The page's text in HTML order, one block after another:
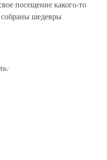
посещение какого-то
собраны шедевры